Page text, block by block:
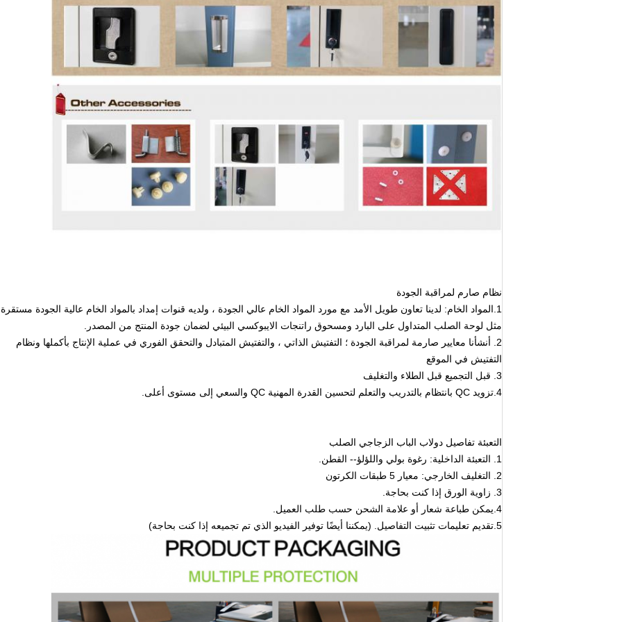
نظام صارم لمراقبة الجودة
1.المواد الخام: لدينا تعاون طويل الأمد مع مورد المواد الخام عالي الجودة ، ولديه قنوات إمداد بالمواد الخام عالية الجودة
مثل لوحة الصلب المتداول على البارد ومسحوق راتنجات الايبوكسي البيئي لضمان جودة المنتج من المصدر.
2. أنشأنا معايير صارمة لمراقبة الجودة ؛ التفتيش الذاتي ، والتفتيش المتبادل والتحقق الفوري في عملية الإنتاج بأكملها ونظام
التفتيش في الموقع
3. قبل التجميع قبل الطلاء والتغليف
4. تزويد QC بانتظام بالتدريب والتعلم لتحسين القدرة المهنية QC والسعي إلى مستوى أعلى.
التعبئة تفاصيل دولاب الباب الزجاجي الصلب
1. التعبئة الداخلية: رغوة بولي واللؤلؤ-- القطن.
2. التغليف الخارجي: معيار 5 طبقات الكرتون
3. زاوية الورق إذا كنت بحاجة.
4.يمكن طباعة شعار أو علامة الشحن حسب طلب العميل.
5.تقديم تعليمات تثبيت التفاصيل. (يمكننا أيضًا توفير الفيديو الذي تم تجميعه إذا كنت بحاجة)